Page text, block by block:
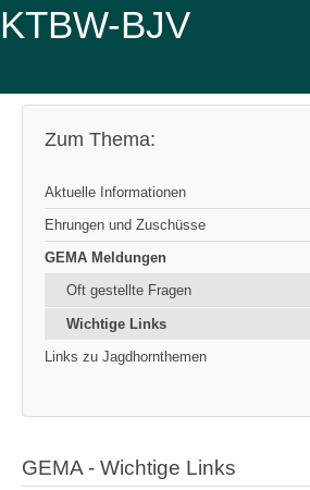
Zum Thema:
Aktuelle Informationen
Ehrungen und Zuschüsse
GEMA Meldungen
Oft gestellte Fragen
Wichtige Links
Links zu Jagdhornthemen
GEMA - Wichtige Links